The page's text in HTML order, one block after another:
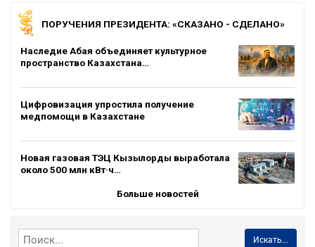
ПОРУЧЕНИЯ ПРЕЗИДЕНТА: «СКАЗАНО - СДЕЛАНО»
Наследие Абая объединяет культурное
пространство Казахстана…
Цифровизация упростила получение
медпомощи в Казахстане
Новая газовая ТЭЦ Кызылорды выработала
около 500 млн кВт·ч…
Больше новостей
Искать...